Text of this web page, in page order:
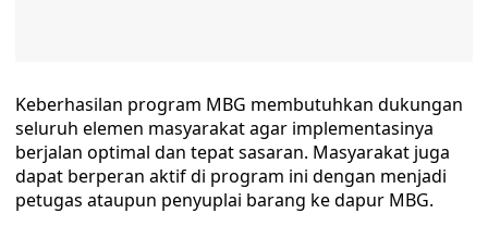
Keberhasilan program MBG membutuhkan dukungan
seluruh elemen masyarakat agar implementasinya
berjalan optimal dan tepat sasaran. Masyarakat juga
dapat berperan aktif di program ini dengan menjadi
petugas ataupun penyuplai barang ke dapur MBG.